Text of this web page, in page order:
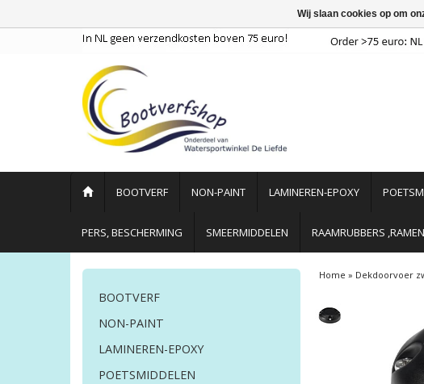
BOOTVERF NON-PAINT LAMINEREN-EPOXY
PERS, BESCHERMING SMEERMIDDELEN RAAMRUBBERS
BOOTVERF
NON-PAINT
LAMINEREN-EPOXY
POETSMIDDELEN
Home » Dekdoorvoer
Wij slaan cookies op om